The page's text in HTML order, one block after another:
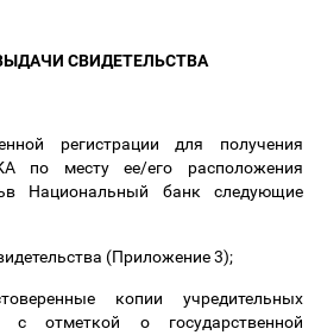
СВИДЕТЕЛЬСТВА
регистрации для получения
по месту ее/его расположения
Национальный банк следующие
(Приложение 3);
копии учредительных
отметкой о государственной